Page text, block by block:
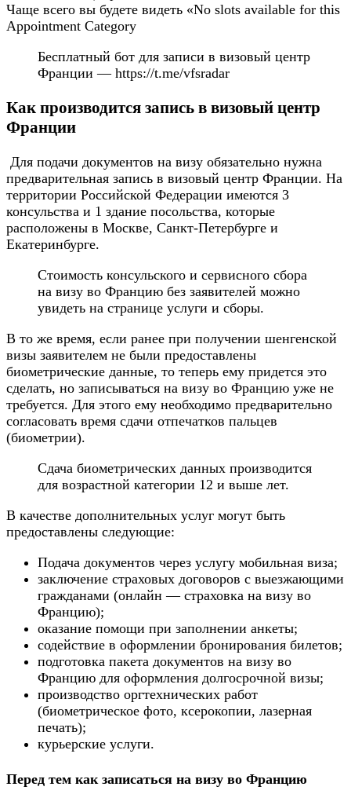
Чаще всего вы будете видеть «No slots available for this
Appointment Category
Бесплатный бот для записи в визовый центр
Франции — https://t.me/vfsradar
Как производится запись в визовый центр
Франции
Для подачи документов на визу обязательно нужна
предварительная запись в визовый центр Франции. На
территории Российской Федерации имеются 3
консульства и 1 здание посольства, которые
расположены в Москве, Санкт-Петербурге и
Екатеринбурге.
Стоимость консульского и сервисного сбора
на визу во Францию без заявителей можно
увидеть на странице услуги и сборы.
В то же время, если ранее при получении шенгенской
визы заявителем не были предоставлены
биометрические данные, то теперь ему придется это
сделать, но записываться на визу во Францию уже не
требуется. Для этого ему необходимо предварительно
согласовать время сдачи отпечатков пальцев
(биометрии).
Сдача биометрических данных производится
для возрастной категории 12 и выше лет.
В качестве дополнительных услуг могут быть
предоставлены следующие:
Подача документов через услугу мобильная виза;
заключение страховых договоров с выезжающими
гражданами (онлайн — страховка на визу во
Францию);
оказание помощи при заполнении анкеты;
содействие в оформлении бронирования билетов;
подготовка пакета документов на визу во
Францию для оформления долгосрочной визы;
производство оргтехнических работ
(биометрическое фото, ксерокопии, лазерная
печать);
курьерские услуги.
Перед тем как записаться на визу во Францию